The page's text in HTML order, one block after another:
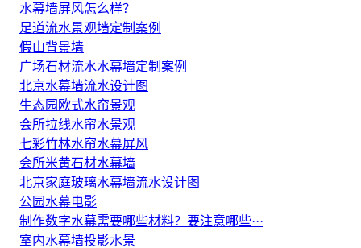
水幕墙屏风怎么样？
足道流水景观墙定制案例
假山背景墙
广场石材流水水幕墙定制案例
北京水幕墙流水设计图
生态园欧式水帘景观
会所拉线水帘水景观
七彩竹林水帘水幕屏风
会所米黄石材水幕墙
北京家庭玻璃水幕墙流水设计图
公园水幕电影
制作数字水幕需要哪些材料？要注意哪些···
室内水幕墙投影水景